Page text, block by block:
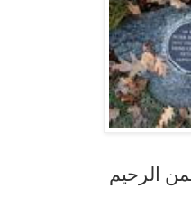
الرحيم